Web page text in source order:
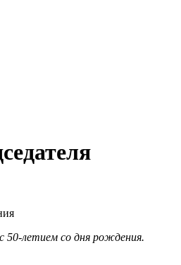
50-летием со дня рождения.